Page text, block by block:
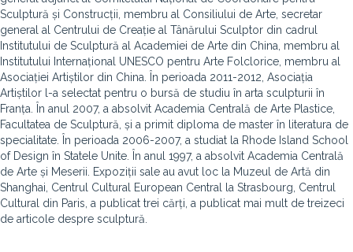
Sculptură și Construcții, membru al Consiliului de Arte, secretar
general al Centrului de Creație al Tânărului Sculptor din cadrul
Institutului de Sculptură al Academiei de Arte din China, membru al
Institutului Internațional UNESCO pentru Arte Folclorice, membru al
Asociației Artiștilor din China. În perioada 2011-2012, Asociația
Artiștilor l-a selectat pentru o bursă de studiu în arta sculpturii în
Franța. În anul 2007, a absolvit Academia Centrală de Arte Plastice,
Facultatea de Sculptură, și a primit diploma de master în literatura de
specialitate. În perioada 2006-2007, a studiat la Rhode Island School
of Design în Statele Unite. În anul 1997, a absolvit Academia Centrală
de Arte și Meserii. Expoziții sale au avut loc la Muzeul de Artă din
Shanghai, Centrul Cultural European Central la Strasbourg, Centrul
Cultural din Paris, a publicat trei cărți, a publicat mai mult de treizeci
de articole despre sculptură.